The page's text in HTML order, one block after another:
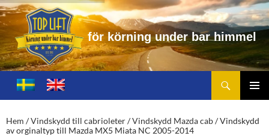
för körning under bar himme
Toplift.se – för körning under bar himmel
HOPPA
TILL
Hem /Vindskydd till cabrioleter/Vindskydd Mazda cab/ Vindskydd
av orginaltyp till Mazda MX5 Miata NC 2005-2014